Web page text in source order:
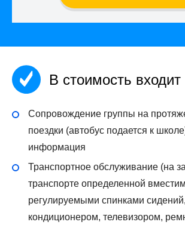
В стоимость входит
Сопровождение группы на
поездки (автобус подается к
информация
Транспортное обслуживание (на
транспорте определенной
регулируемыми спинками сидений,
кондиционером, телевизором,